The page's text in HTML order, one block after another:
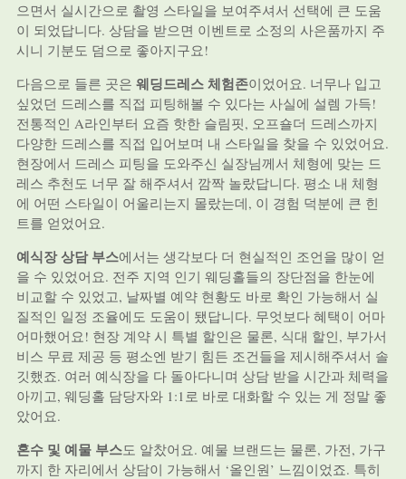
으면서 실시간으로 촬영 스타일을 보여주셔서 선택에 큰 도움
이 되었답니다. 상담을 받으면 이벤트로 소정의 사은품까지 주
시니 기분도 덤으로 좋아지구요!
다음으로 들른 곳은 웨딩드레스 체험존이었어요. 너무나 입고
싶었던 드레스를 직접 피팅해볼 수 있다는 사실에 설렘 가득!
전통적인 A라인부터 요즘 핫한 슬림핏, 오프숄더 드레스까지
다양한 드레스를 직접 입어보며 내 스타일을 찾을 수 있었어요.
현장에서 드레스 피팅을 도와주신 실장님께서 체형에 맞는 드
레스 추천도 너무 잘 해주셔서 깜짝 놀랐답니다. 평소 내 체형
에 어떤 스타일이 어울리는지 몰랐는데, 이 경험 덕분에 큰 힌
트를 얻었어요.
예식장 상담 부스에서는 생각보다 더 현실적인 조언을 많이 얻
을 수 있었어요. 전주 지역 인기 웨딩홀들의 장단점을 한눈에
비교할 수 있었고, 날짜별 예약 현황도 바로 확인 가능해서 실
질적인 일정 조율에도 도움이 됐답니다. 무엇보다 혜택이 어마
어마했어요! 현장 계약 시 특별 할인은 물론, 식대 할인, 부가서
비스 무료 제공 등 평소엔 받기 힘든 조건들을 제시해주셔서 솔
깃했죠. 여러 예식장을 다 돌아다니며 상담 받을 시간과 체력을
아끼고, 웨딩홀 담당자와 1:1로 바로 대화할 수 있는 게 정말 좋
았어요.
혼수 및 예물 부스도 알찼어요. 예물 브랜드는 물론, 가전, 가구
까지 한 자리에서 상담이 가능해서 ‘올인원’ 느낌이었죠. 특히